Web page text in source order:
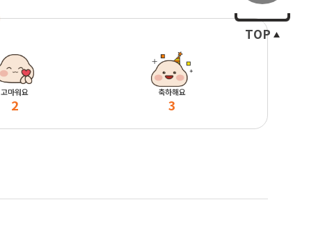
고마워요
2
축하해요
3
TOP